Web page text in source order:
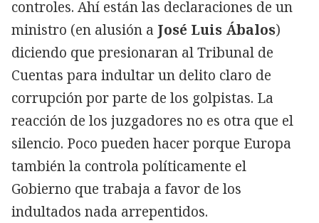
controles. Ahí están las declaraciones de un
ministro (en alusión a José Luis Ábalos)
diciendo que presionaran al Tribunal de
Cuentas para indultar un delito claro de
corrupción por parte de los golpistas. La
reacción de los juzgadores no es otra que el
silencio. Poco pueden hacer porque Europa
también la controla políticamente el
Gobierno que trabaja a favor de los
indultados nada arrepentidos.